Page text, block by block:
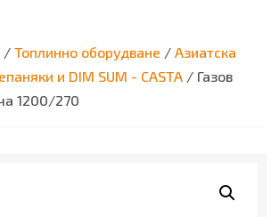
/ Топлинно оборудване / Азиатска
и DIM SUM - CASTA / Газов
1200/270